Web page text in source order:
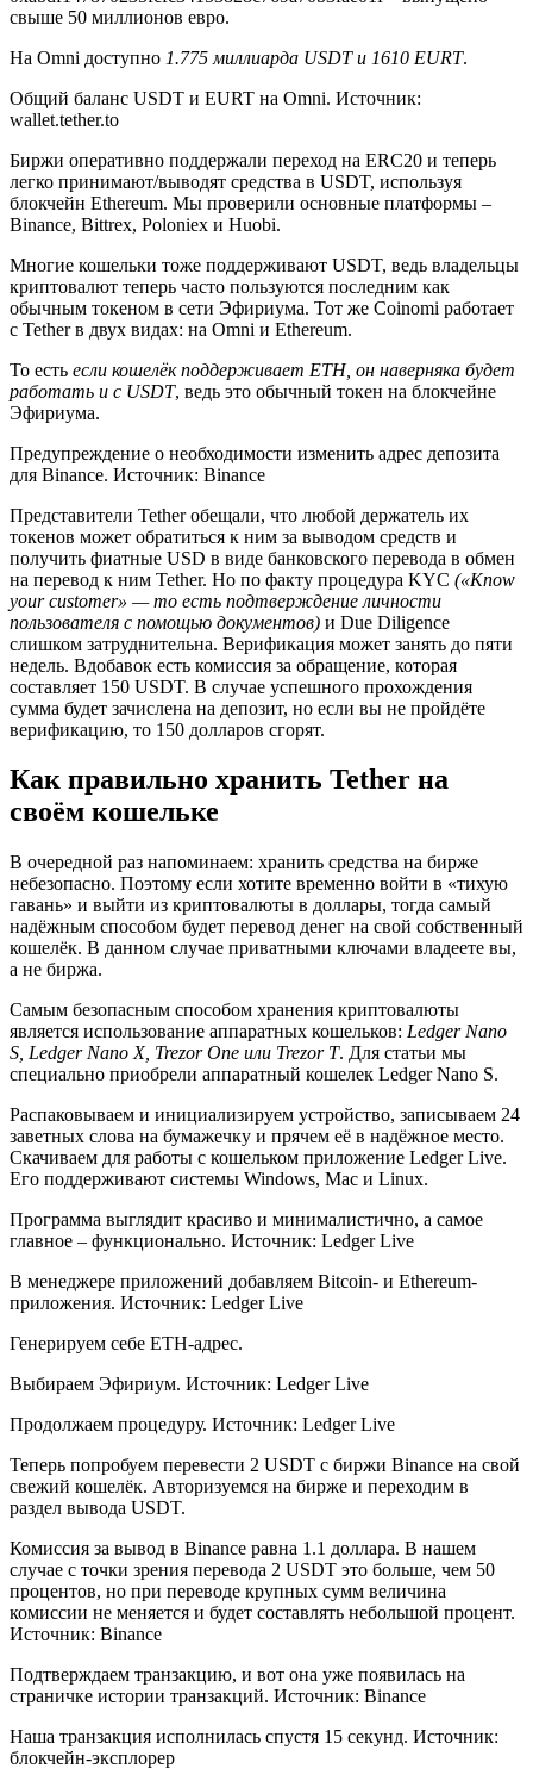
свыше 50 миллионов евро.
На Omni доступно 1.775 миллиарда USDT и 1610 EURT.
Общий баланс USDT и EURT на Omni. Источник:
wallet.tether.to
Биржи оперативно поддержали переход на ERC20 и теперь
легко принимают/выводят средства в USDT, используя
блокчейн Ethereum. Мы проверили основные платформы –
Binance, Bittrex, Poloniex и Huobi.
Многие кошельки тоже поддерживают USDT, ведь владельцы
криптовалют теперь часто пользуются последним как
обычным токеном в сети Эфириума. Тот же Coinomi работает
с Tether в двух видах: на Omni и Ethereum.
То есть если кошелёк поддерживает ETH, он наверняка будет
работать и с USDT, ведь это обычный токен на блокчейне
Эфириума.
Предупреждение о необходимости изменить адрес депозита
для Binance. Источник: Binance
Представители Tether обещали, что любой держатель их
токенов может обратиться к ним за выводом средств и
получить фиатные USD в виде банковского перевода в обмен
на перевод к ним Tether. Но по факту процедура KYC («Know
your customer» — то есть подтверждение личности
пользователя с помощью документов) и Due Diligence
слишком затруднительна. Верификация может занять до пяти
недель. Вдобавок есть комиссия за обращение, которая
составляет 150 USDT. В случае успешного прохождения
сумма будет зачислена на депозит, но если вы не пройдёте
верификацию, то 150 долларов сгорят.
Как правильно хранить Tether на
своём кошельке
В очередной раз напоминаем: хранить средства на бирже
небезопасно. Поэтому если хотите временно войти в «тихую
гавань» и выйти из криптовалюты в доллары, тогда самый
надёжным способом будет перевод денег на свой собственный
кошелёк. В данном случае приватными ключами владеете вы,
а не биржа.
Самым безопасным способом хранения криптовалюты
является использование аппаратных кошельков: Ledger Nano
S, Ledger Nano X, Trezor One или Trezor T. Для статьи мы
специально приобрели аппаратный кошелек Ledger Nano S.
Распаковываем и инициализируем устройство, записываем 24
заветных слова на бумажечку и прячем её в надёжное место.
Скачиваем для работы с кошельком приложение Ledger Live.
Его поддерживают системы Windows, Mac и Linux.
Программа выглядит красиво и минималистично, а самое
главное – функционально. Источник: Ledger Live
В менеджере приложений добавляем Bitcoin- и Ethereum-
приложения. Источник: Ledger Live
Генерируем себе ETH-адрес.
Выбираем Эфириум. Источник: Ledger Live
Продолжаем процедуру. Источник: Ledger Live
Теперь попробуем перевести 2 USDT c биржи Binance на свой
свежий кошелёк. Авторизуемся на бирже и переходим в
раздел вывода USDT.
Комиссия за вывод в Binance равна 1.1 доллара. В нашем
случае с точки зрения перевода 2 USDT это больше, чем 50
процентов, но при переводе крупных сумм величина
комиссии не меняется и будет составлять небольшой процент.
Источник: Binance
Подтверждаем транзакцию, и вот она уже появилась на
страничке истории транзакций. Источник: Binance
Наша транзакция исполнилась спустя 15 секунд. Источник:
блокчейн-эксплорер